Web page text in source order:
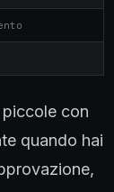
con
quando hai